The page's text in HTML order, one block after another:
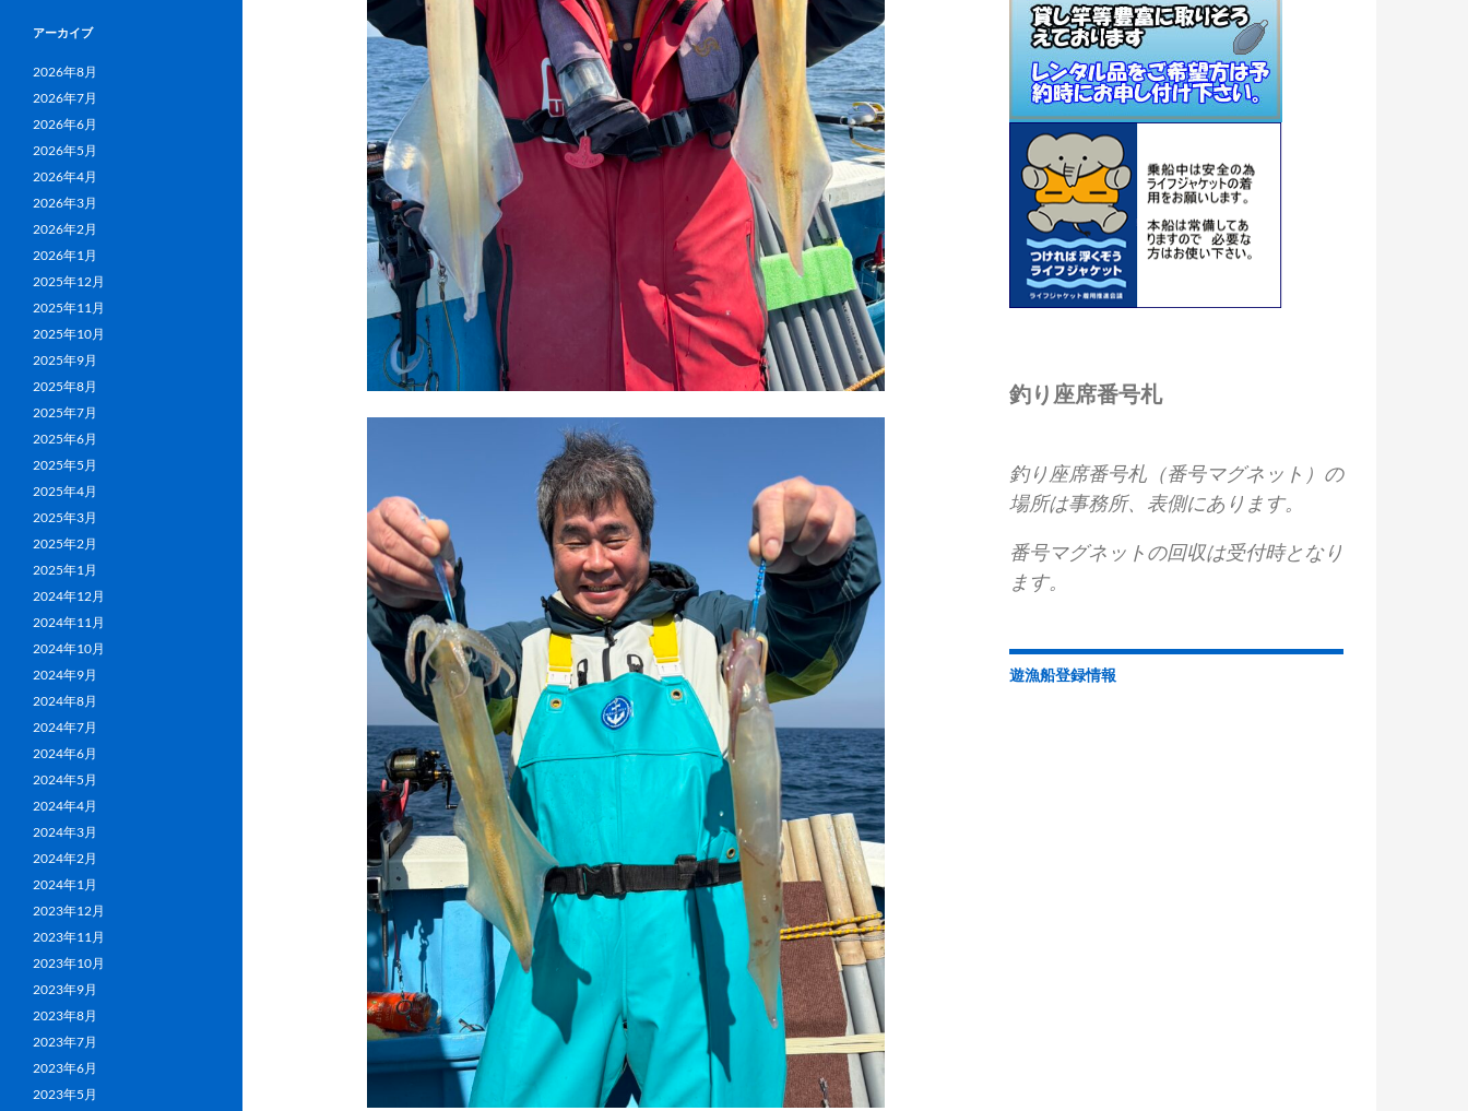
釣り座席番号札
釣り座席番号札（番号マグネット）の
場所は事務所、表側にあります。
番号マグネットの回収は受付時となり
ます。
遊漁船登録情報
アーカイブ
2026年8月
2026年7月
2026年6月
2026年5月
2026年4月
2026年3月
2026年2月
2026年1月
2025年12月
2025年11月
2025年10月
2025年9月
2025年8月
2025年7月
2025年6月
2025年5月
2025年4月
2025年3月
2025年2月
2025年1月
2024年12月
2024年11月
2024年10月
2024年9月
2024年8月
2024年7月
2024年6月
2024年5月
2024年4月
2024年3月
2024年2月
2024年1月
2023年12月
2023年11月
2023年10月
2023年9月
2023年8月
2023年7月
2023年6月
2023年5月